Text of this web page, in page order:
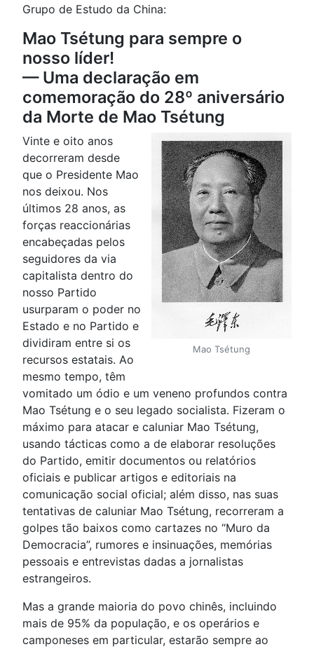
Grupo de Estudo da China:
Mao Tsétung para sempre o
nosso líder!
— Uma declaração em
comemoração do 28º aniversário
da Morte de Mao Tsétung
Mao Tsétung
Vinte e oito anos
decorreram desde
que o Presidente Mao
nos deixou. Nos
últimos 28 anos, as
forças reaccionárias
encabeçadas pelos
seguidores da via
capitalista dentro do
nosso Partido
usurparam o poder no
Estado e no Partido e
dividiram entre si os
recursos estatais. Ao
mesmo tempo, têm
vomitado um ódio e um veneno profundos contra
Mao Tsétung e o seu legado socialista. Fizeram o
máximo para atacar e caluniar Mao Tsétung,
usando tácticas como a de elaborar resoluções
do Partido, emitir documentos ou relatórios
oficiais e publicar artigos e editoriais na
comunicação social oficial; além disso, nas suas
tentativas de caluniar Mao Tsétung, recorreram a
golpes tão baixos como cartazes no “Muro da
Democracia”, rumores e insinuações, memórias
pessoais e entrevistas dadas a jornalistas
estrangeiros.
Mas a grande maioria do povo chinês, incluindo
mais de 95% da população, e os operários e
camponeses em particular, estarão sempre ao